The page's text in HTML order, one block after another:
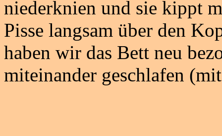
niederknien und sie kippt
Pisse langsam über den
haben wir das Bett neu
miteinander geschlafen